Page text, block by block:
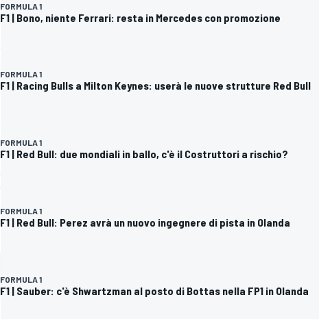
FORMULA 1
F1 | Bono, niente Ferrari: resta in Mercedes con promozione
FORMULA 1
F1 | Racing Bulls a Milton Keynes: userà le nuove strutture Red Bull
FORMULA 1
F1 | Red Bull: due mondiali in ballo, c'è il Costruttori a rischio?
FORMULA 1
F1 | Red Bull: Perez avrà un nuovo ingegnere di pista in Olanda
FORMULA 1
F1 | Sauber: c'è Shwartzman al posto di Bottas nella FP1 in Olanda